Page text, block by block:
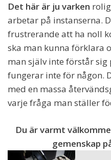
Det här är ju varken
arbetar på instanserna.
frustrerande att ha noll
ska man kunna förklara
man själv inte förstår sig
fungerar inte för någon.
med en massa
varje fråga man ställer
Du är varmt
gemenskap